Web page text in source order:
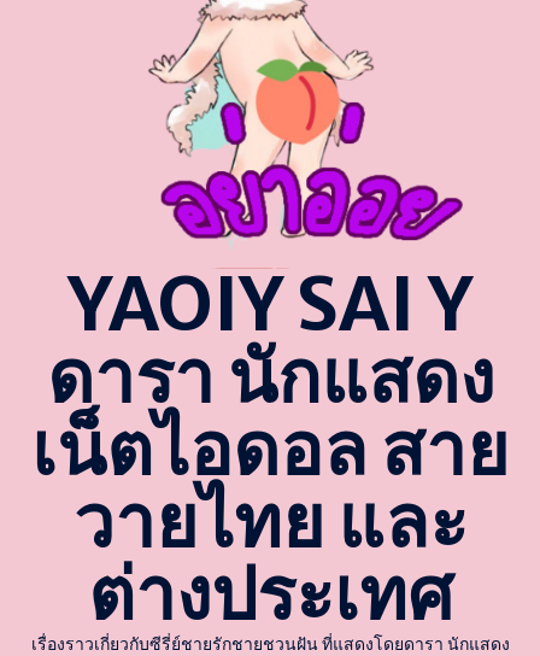
YAOIY SAI Y
ดารา นักแสดง
เน็ตไอดอล สาย
วายไทย และ
ต่างประเทศ
เรื่องราวเกี่ยวกับซีรี่ย์ชายรักชายชวนฝัน ที่แสดงโดยดารา นักแสดง